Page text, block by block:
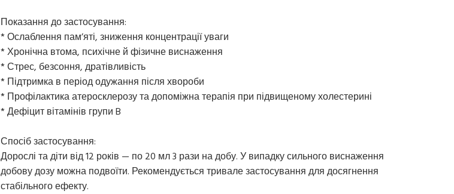
Показання до застосування:
* Ослаблення пам’яті, зниження концентрації уваги
* Хронічна втома, психічне й фізичне виснаження
* Стрес, безсоння, дратівливість
* Підтримка в період одужання після хвороби
* Профілактика атеросклерозу та допоміжна терапія при підвищеному холестерині
* Дефіцит вітамінів групи B
Спосіб застосування:
Дорослі та діти від 12 років — по 20 мл 3 рази на добу. У випадку сильного виснаження
добову дозу можна подвоїти. Рекомендується тривале застосування для досягнення
стабільного ефекту.